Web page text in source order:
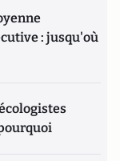
: jusqu'où